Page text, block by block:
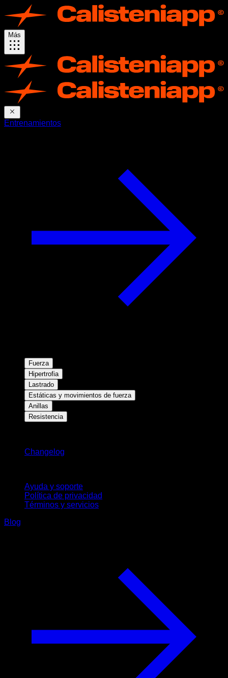
Más
Entrenamientos
Fuerza
Hipertrofia
Lastrado
Estáticas y movimientos de fuerza
Anillas
Resistencia
Changelog
Ayuda y soporte
Política de privacidad
Términos y servicios
Blog